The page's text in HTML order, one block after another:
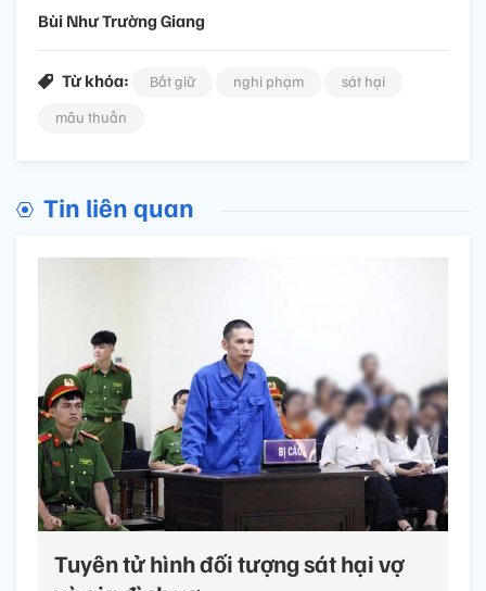
Bùi Như Trường Giang
Từ khóa: Bắt giữ nghi phạm
sát hại
mâu thuẫn
Tin liên quan
Tuyên tử hình đối tượng sát hại vợ